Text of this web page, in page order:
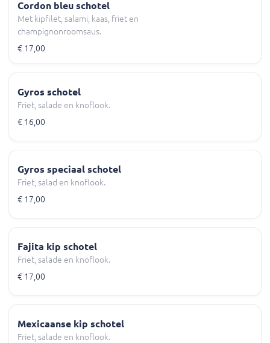
Cordon bleu schotel
Met kipfilet, salami, kaas, friet en
champignonroomsaus.
€ 17,00
Gyros schotel
Friet, salade en knoflook.
€ 16,00
Gyros speciaal schotel
Friet, salad en knoflook.
€ 17,00
Fajita kip schotel
Friet, salade en knoflook.
€ 17,00
Mexicaanse kip schotel
Friet, salade en knoflook.